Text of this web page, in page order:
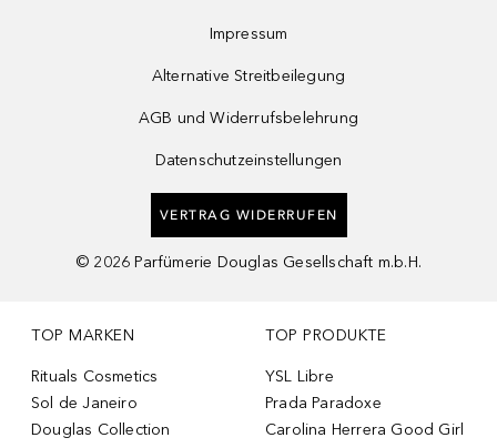
Impressum
Alternative Streitbeilegung
AGB und Widerrufsbelehrung
Datenschutzeinstellungen
VERTRAG WIDERRUFEN
© 2026 Parfümerie Douglas Gesellschaft m.b.H.
TOP MARKEN
Rituals Cosmetics
Sol de Janeiro
Douglas Collection
TOP PRODUKTE
YSL Libre
Prada Paradoxe
Carolina Herrera Good Girl